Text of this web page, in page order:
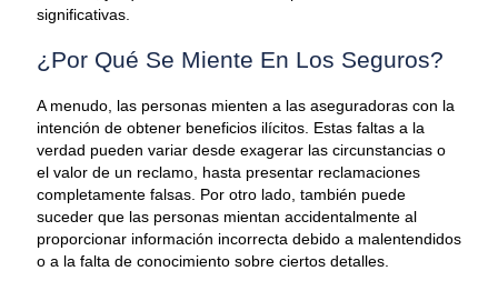
significativas.
¿Por Qué Se Miente En Los Seguros?
A menudo, las personas mienten a las aseguradoras con la
intención de obtener beneficios ilícitos. Estas faltas a la
verdad pueden variar desde exagerar las circunstancias o
el valor de un reclamo, hasta presentar reclamaciones
completamente falsas. Por otro lado, también puede
suceder que las personas mientan accidentalmente al
proporcionar información incorrecta debido a malentendidos
o a la falta de conocimiento sobre ciertos detalles.